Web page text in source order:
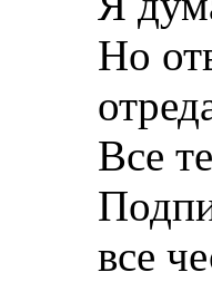
Но
Все
все